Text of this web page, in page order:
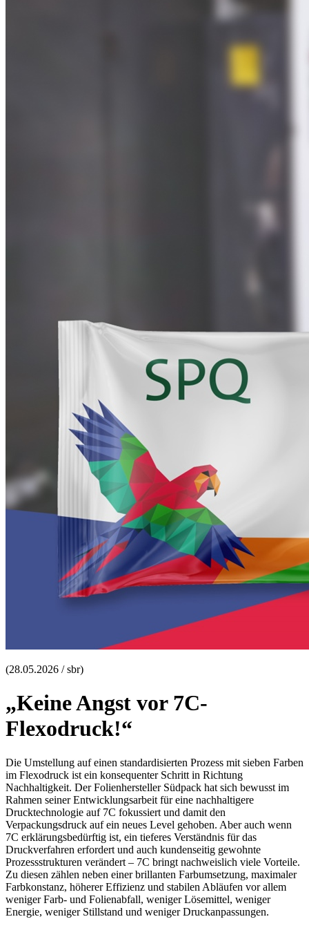
(28.05.2026 / sbr)
„Keine Angst vor 7C-
Flexodruck!“
Die Umstellung auf einen standardisierten Prozess mit sieben Farben
im Flexodruck ist ein konsequenter Schritt in Richtung
Nachhaltigkeit. Der Folienhersteller Südpack hat sich bewusst im
Rahmen seiner Entwicklungsarbeit für eine nachhaltigere
Drucktechnologie auf 7C fokussiert und damit den
Verpackungsdruck auf ein neues Level gehoben. Aber auch wenn
7C erklärungsbedürftig ist, ein tieferes Verständnis für das
Druckverfahren erfordert und auch kundenseitig gewohnte
Prozessstrukturen verändert – 7C bringt nachweislich viele Vorteile.
Zu diesen zählen neben einer brillanten Farbumsetzung, maximaler
Farbkonstanz, höherer Effizienz und stabilen Abläufen vor allem
weniger Farb- und Folienabfall, weniger Lösemittel, weniger
Energie, weniger Stillstand und weniger Druckanpassungen.